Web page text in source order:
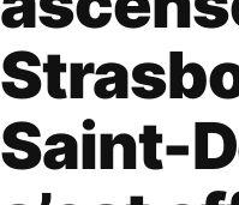
Saint-